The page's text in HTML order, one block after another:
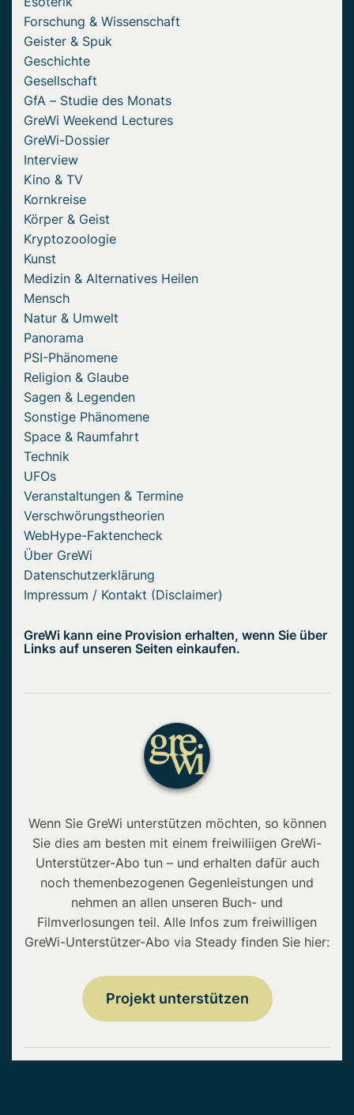
Forschung & Wissenschaft
Geister & Spuk
Geschichte
Gesellschaft
GfA – Studie des Monats
GreWi Weekend Lectures
GreWi-Dossier
Interview
Kino & TV
Kornkreise
Körper & Geist
Kryptozoologie
Kunst
Medizin & Alternatives Heilen
Mensch
Natur & Umwelt
Panorama
PSI-Phänomene
Religion & Glaube
Sagen & Legenden
Sonstige Phänomene
Space & Raumfahrt
Technik
UFOs
Veranstaltungen & Termine
Verschwörungstheorien
WebHype-Faktencheck
Über GreWi
Datenschutzerklärung
Impressum / Kontakt (Disclaimer)
GreWi kann eine Provision erhalten, wenn Sie über
Links auf unseren Seiten einkaufen.
Wenn Sie GreWi unterstützen möchten, so können
Sie dies am besten mit einem freiwiliigen GreWi-
Unterstützer-Abo tun – und erhalten dafür auch
noch themenbezogenen Gegenleistungen und
nehmen an allen unseren Buch- und
Filmverlosungen teil. Alle Infos zum freiwilligen
GreWi-Unterstützer-Abo via Steady finden Sie hier:
Projekt unterstützen